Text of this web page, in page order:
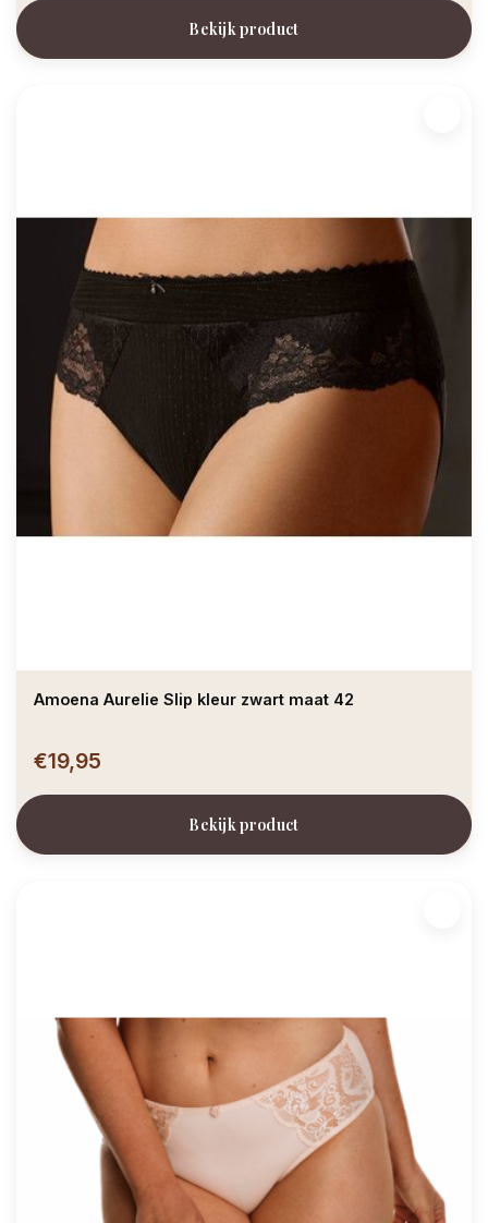
Bekijk product
Amoena Aurelie Slip kleur zwart maat 42
€19,95
Bekijk product